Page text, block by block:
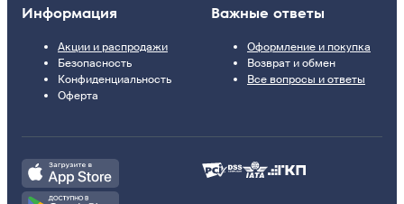
Информация
Акции и распродажи
Безопасность
Конфиденциальность
Оферта
Важные ответы
Оформление и покупка
Возврат и обмен
Все вопросы и ответы